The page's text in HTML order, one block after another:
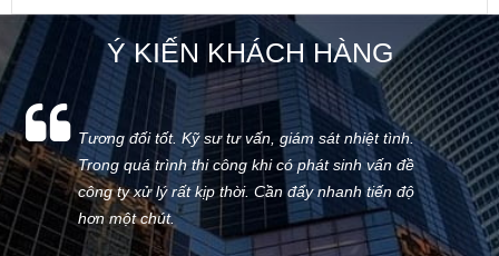
Ý KIẾN KHÁCH HÀNG
Tương đối tốt. Kỹ sư tư vấn, giám sát nhiệt tình.
Trong quá trình thi công khi có phát sinh vấn đề
công ty xử lý rất kịp thời. Cần đẩy nhanh tiến độ
hơn một chút.